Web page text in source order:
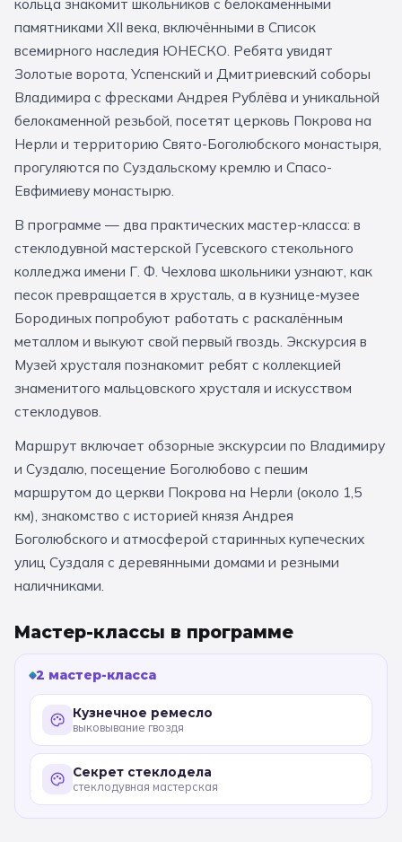
Усадьбы и заповедники Экологические
Народные промыслы Интерактивные
Квесты Мастер-классы
🎓 ПО КЛАССАМ
Дошкольники
5 класс 6 класс
7 класс
9 класс 10 класс
📚 ПО ПРЕДМЕТАМ
Все предметы Литература История
География
Все музеи Музей космонавтики
Дарвиновский музей
📍 ПО ГОРОДАМ
Москва
Подмосковье
Рязань Мурманск Волгоград
кольца знакомит школьников с белокаменными
памятниками XII века, включёнными в Список
всемирного наследия ЮНЕСКО. Ребята увидят
Золотые ворота, Успенский и Дмитриевский соборы
Владимира с фресками Андрея Рублёва и уникальной
белокаменной резьбой, посетят церковь Покрова на
Нерли и территорию Свято-Боголюбского монастыря,
прогуляются по Суздальскому кремлю и Спасо-
Евфимиеву монастырю.
В программе — два практических мастер-класса: в
стеклодувной мастерской Гусевского стекольного
колледжа имени Г. Ф. Чехлова школьники узнают, как
песок превращается в хрусталь, а в кузнице-музее
Бородиных попробуют работать с раскалённым
металлом и выкуют свой первый гвоздь. Экскурсия в
Музей хрусталя познакомит ребят с коллекцией
знаменитого мальцовского хрусталя и искусством
стеклодувов.
Маршрут включает обзорные экскурсии по Владимиру
и Суздалю, посещение Боголюбово с пешим
маршрутом до церкви Покрова на Нерли (около 1,5
км), знакомство с историей князя Андрея
Боголюбского и атмосферой старинных купеческих
улиц Суздаля с деревянными домами и резными
наличниками.
Мастер-классы в программе
2 мастер-класса
Кузнечное ремесло
выковывание гвоздя
Секрет стеклодела
стеклодувная мастерская